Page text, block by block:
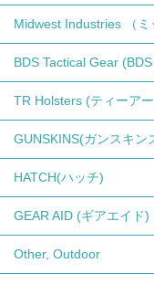
Midwest Industries （ミ
BDS Tactical Gear
TR Holsters (ティーア
GUNSKINS(ガンスキン
HATCH(ハッチ)
GEAR AID (ギアエイド)
Other, Outdoor